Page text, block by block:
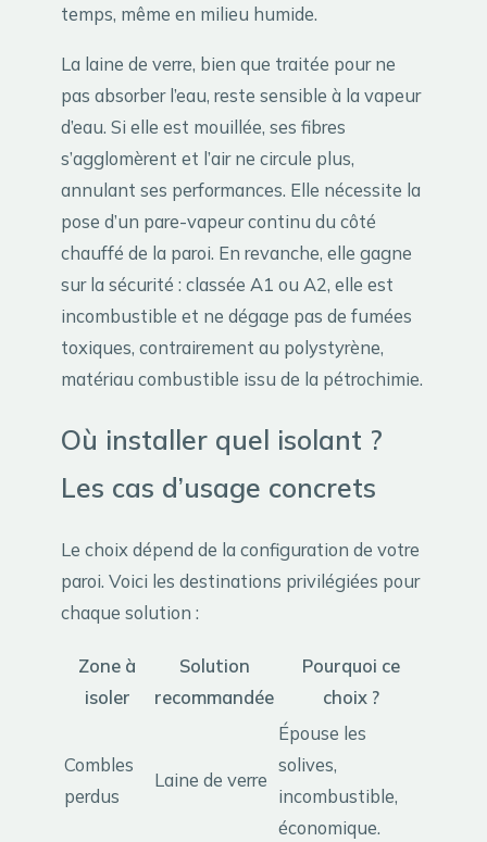
temps, même en milieu humide.
La laine de verre, bien que traitée pour ne
pas absorber l’eau, reste sensible à la vapeur
d’eau. Si elle est mouillée, ses fibres
s’agglomèrent et l’air ne circule plus,
annulant ses performances. Elle nécessite la
pose d’un pare-vapeur continu du côté
chauffé de la paroi. En revanche, elle gagne
sur la sécurité : classée A1 ou A2, elle est
incombustible et ne dégage pas de fumées
toxiques, contrairement au polystyrène,
matériau combustible issu de la pétrochimie.
Où installer quel isolant ?
Les cas d’usage concrets
Le choix dépend de la configuration de votre
paroi. Voici les destinations privilégiées pour
chaque solution :
Zone à
isoler
Solution
recommandée
Pourquoi ce
choix ?
Combles
perdus
Laine de verre
Épouse les
solives,
incombustible,
économique.